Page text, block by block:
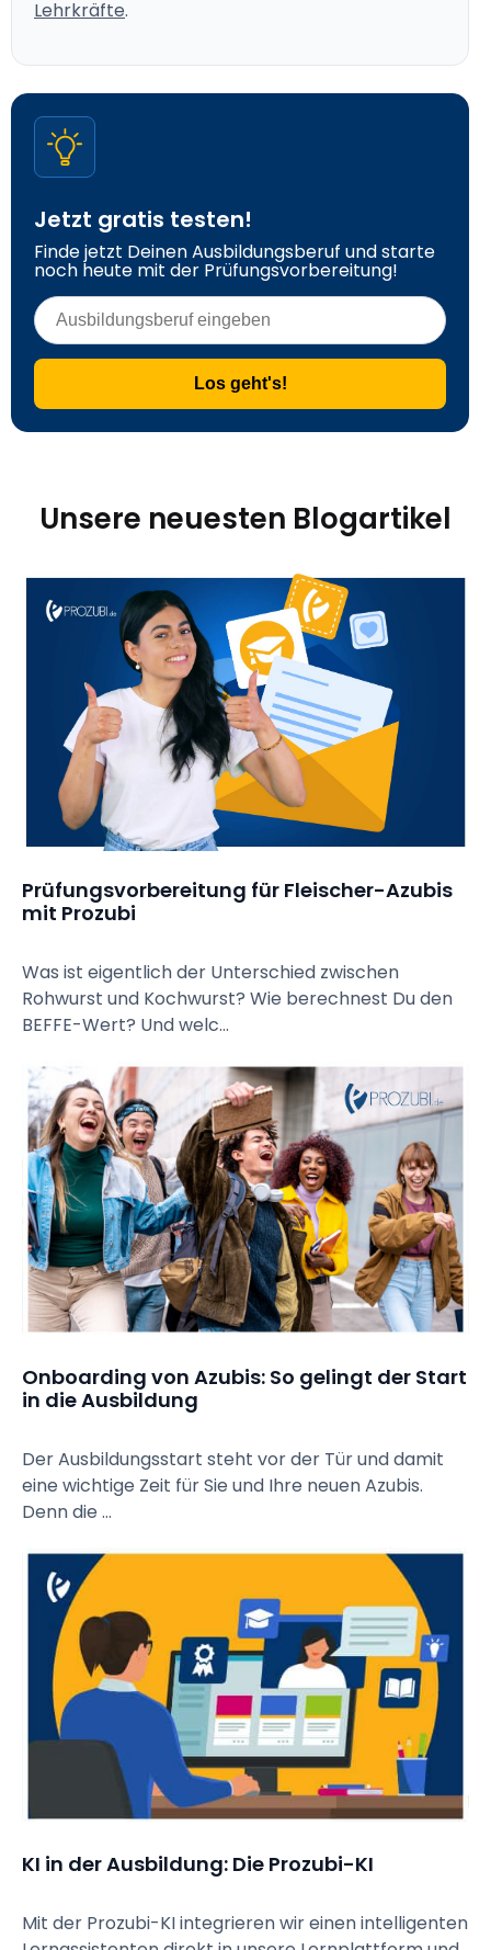
Lehrkräfte.
Jetzt gratis testen!
Finde jetzt Deinen Ausbildungsberuf und starte
noch heute mit der Prüfungsvorbereitung!
Los geht's!
Unsere neuesten Blogartikel
Prüfungsvorbereitung für Fleischer-Azubis
mit Prozubi
Was ist eigentlich der Unterschied zwischen
Rohwurst und Kochwurst? Wie berechnest Du den
BEFFE-Wert? Und welc...
Onboarding von Azubis: So gelingt der Start
in die Ausbildung
Der Ausbildungsstart steht vor der Tür und damit
eine wichtige Zeit für Sie und Ihre neuen Azubis.
Denn die ...
KI in der Ausbildung: Die Prozubi-KI
Mit der Prozubi-KI integrieren wir einen intelligenten